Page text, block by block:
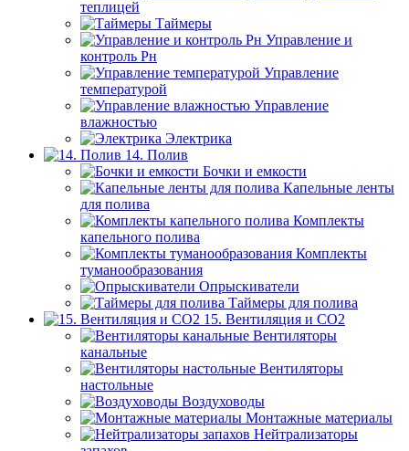
теплицей
Таймеры
Управление и
контроль Рн
Управление
температурой
Управление
влажностью
Электрика
14. Полив
Бочки и емкости
Капельные ленты
для полива
Комплекты
капельного полива
Комплекты
туманообразования
Опрыскиватели
Таймеры для полива
15. Вентиляция и CO2
Вентиляторы
канальные
Вентиляторы
настольные
Воздуховоды
Монтажные материалы
Нейтрализаторы